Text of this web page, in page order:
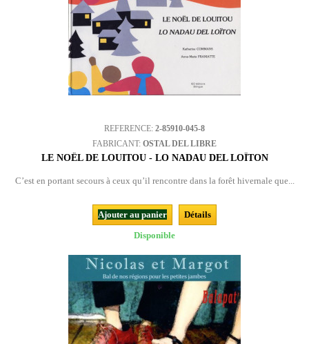
REFERENCE: 2-85910-045-8
FABRICANT: OSTAL DEL LIBRE
LE NOËL DE LOUITOU - LO NADAU DEL LOÏTON
C’est en portant secours à ceux qu’il rencontre dans la forêt hivernale que...
Ajouter au panier
Détails
Disponible